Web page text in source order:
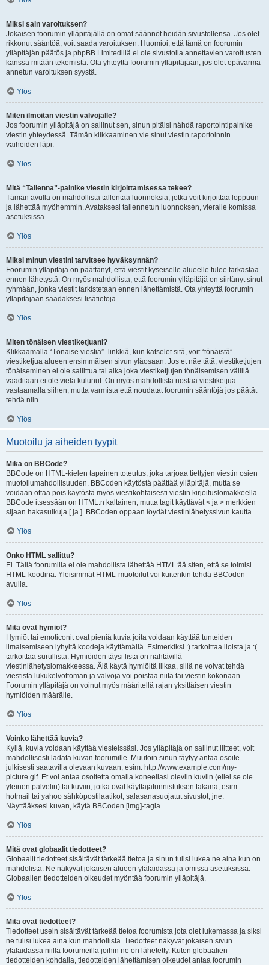
Miksi sain varoituksen?
Jokaisen foorumin ylläpitäjällä on omat säännöt heidän sivustollensa. Jos olet
rikkonut sääntöä, voit saada varoituksen. Huomioi, että tämä on foorumin
ylläpitäjän päätös ja phpBB Limitedillä ei ole sivustolla annettavien varoitusten
kanssa mitään tekemistä. Ota yhteyttä foorumin ylläpitäjään, jos olet epävarma
annetun varoituksen syystä.
Ylös
Miten ilmoitan viestin valvojalle?
Jos foorumin ylläpitäjä on sallinut sen, sinun pitäisi nähdä raportointipainike
viestin yhteydessä. Tämän klikkaaminen vie sinut viestin raportoinnin
vaiheiden läpi.
Ylös
Mitä “Tallenna”-painike viestin kirjoittamisessa tekee?
Tämän avulla on mahdollista tallentaa luonnoksia, jotka voit kirjoittaa loppuun
ja lähettää myöhemmin. Avataksesi tallennetun luonnoksen, vieraile komissa
asetuksissa.
Ylös
Miksi minun viestini tarvitsee hyväksynnän?
Foorumin ylläpitäjä on päättänyt, että viestit kyseiselle alueelle tulee tarkastaa
ennen lähetystä. On myös mahdollista, että foorumin ylläpitäjä on siirtänyt sinut
ryhmään, jonka viestit tarkistetaan ennen lähettämistä. Ota yhteyttä foorumin
ylläpitäjään saadaksesi lisätietoja.
Ylös
Miten tönäisen viestiketjuani?
Klikkaamalla “Tönaise viestiä” -linkkiä, kun katselet sitä, voit “tönäistä”
viestiketjua alueen ensimmäisen sivun yläosaan. Jos et näe tätä, viestiketjujen
tönäiseminen ei ole sallittua tai aika joka viestiketjujen tönäisemisen välillä
vaaditaan ei ole vielä kulunut. On myös mahdollista nostaa viestiketjua
vastaamalla siihen, mutta varmista että noudatat foorumin sääntöjä jos päätät
tehdä niin.
Ylös
Muotoilu ja aiheiden tyypit
Mikä on BBCode?
BBCode on HTML-kielen tapainen toteutus, joka tarjoaa tiettyjen viestin osien
muotoilumahdollisuuden. BBCoden käytöstä päättää ylläpitäjä, mutta se
voidaan ottaa pois käytöstä myös viestikohtaisesti viestin kirjoituslomakkeella.
BBCode itsessään on HTML:n kaltainen, mutta tagit käyttävät < ja > merkkien
sijaan hakasulkuja [ ja ]. BBCoden oppaan löydät viestinlähetyssivun kautta.
Ylös
Onko HTML sallittu?
Ei. Tällä foorumilla ei ole mahdollista lähettää HTML:ää siten, että se toimisi
HTML-koodina. Yleisimmät HTML-muotoilut voi kuitenkin tehdä BBCoden
avulla.
Ylös
Mitä ovat hymiöt?
Hymiöt tai emoticonit ovat pieniä kuvia joita voidaan käyttää tunteiden
ilmaisemiseen lyhyitä koodeja käyttämällä. Esimerkiksi :) tarkoittaa iloista ja :(
tarkoittaa surullista. Hymiöiden täysi lista on nähtävillä
viestinlähetyslomakkeessa. Älä käytä hymiöitä liikaa, sillä ne voivat tehdä
viestistä lukukelvottoman ja valvoja voi poistaa niitä tai viestin kokonaan.
Foorumin ylläpitäjä on voinut myös määritellä rajan yksittäisen viestin
hymiöiden määrälle.
Ylös
Voinko lähettää kuvia?
Kyllä, kuvia voidaan käyttää viesteissäsi. Jos ylläpitäjä on sallinut liitteet, voit
mahdollisesti ladata kuvan foorumille. Muutoin sinun täytyy antaa osoite
julkisesti saatavilla olevaan kuvaan, esim. http://www.example.com/my-
picture.gif. Et voi antaa osoitetta omalla koneellasi oleviin kuviin (ellei se ole
yleinen palvelin) tai kuviin, jotka ovat käyttäjätunnistuksen takana, esim.
hotmail tai yahoo sähköpostilaatikot, salasanasuojatut sivustot, jne.
Näyttääksesi kuvan, käytä BBCoden [img]-tagia.
Ylös
Mitä ovat globaalit tiedotteet?
Globaalit tiedotteet sisältävät tärkeää tietoa ja sinun tulisi lukea ne aina kun on
mahdolista. Ne näkyvät jokaisen alueen ylälaidassa ja omissa asetuksissa.
Globaalien tiedotteiden oikeudet myöntää foorumin ylläpitäjä.
Ylös
Mitä ovat tiedotteet?
Tiedotteet usein sisältävät tärkeää tietoa foorumista jota olet lukemassa ja siksi
ne tulisi lukea aina kun mahdollista. Tiedotteet näkyvät jokaisen sivun
ylälaidassa niillä foorumeilla joihin ne on lähetetty. Kuten globaalien
tiedotteiden kohdalla, tiedotteiden lähettämisen oikeudet antaa foorumin